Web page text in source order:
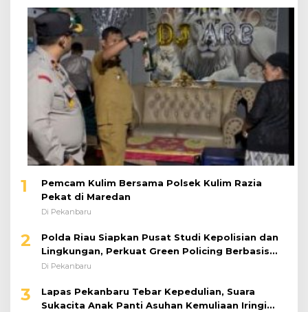
1
Pemcam Kulim Bersama Polsek Kulim Razia
Pekat di Maredan
Di Pekanbaru
2
Polda Riau Siapkan Pusat Studi Kepolisian dan
Lingkungan, Perkuat Green Policing Berbasis
Riset
Di Pekanbaru
3
Lapas Pekanbaru Tebar Kepedulian, Suara
Sukacita Anak Panti Asuhan Kemuliaan Iringi